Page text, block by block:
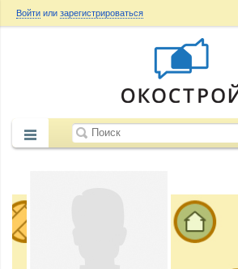
Войти или зарегистрироваться